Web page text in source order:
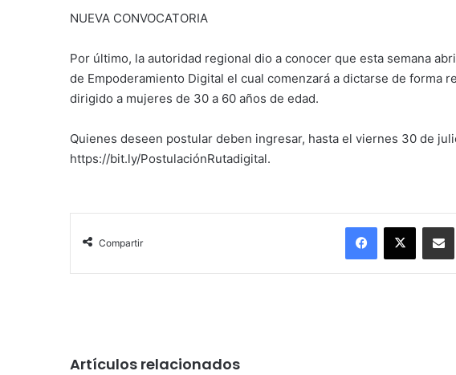
NUEVA CONVOCATORIA
Por último, la autoridad regional dio a conocer que esta semana
de Empoderamiento Digital el cual comenzará a dictarse de forma
dirigido a mujeres de 30 a 60 años de edad.
Quienes deseen postular deben ingresar, hasta el viernes 30 de
https://bit.ly/PostulaciónRutadigital.
Compartir
Facebook
X
Artículos relacionados